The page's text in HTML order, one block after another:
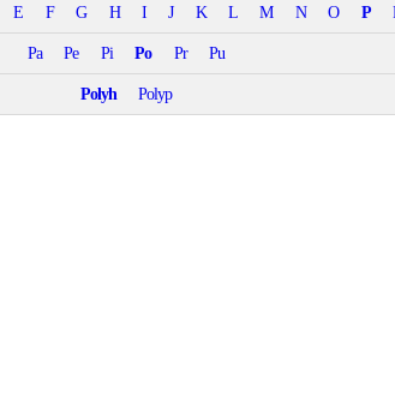
E F G H I J K L M N O P
Pa Pe Pi Po Pr Pu
Polyh Polyp